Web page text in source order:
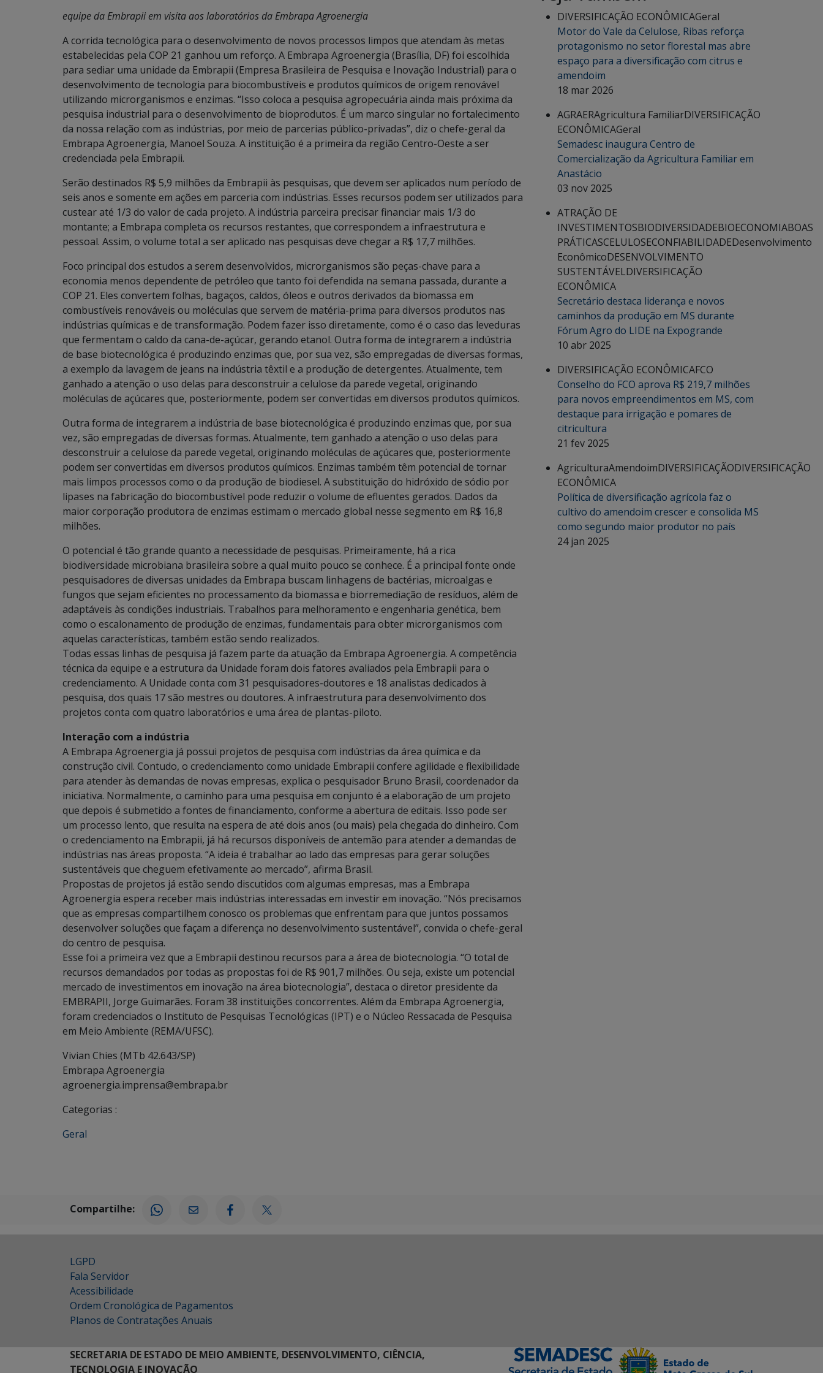
equipe da Embrapii em visita aos laboratórios da Embrapa Agroenergia
A corrida tecnológica para o desenvolvimento de novos processos limpos que atendam às metas
estabelecidas pela COP 21 ganhou um reforço. A Embrapa Agroenergia (Brasília, DF) foi escolhida
para sediar uma unidade da Embrapii (Empresa Brasileira de Pesquisa e Inovação Industrial) para o
desenvolvimento de tecnologia para biocombustíveis e produtos químicos de origem renovável
utilizando microrganismos e enzimas. “Isso coloca a pesquisa agropecuária ainda mais próxima da
pesquisa industrial para o desenvolvimento de bioprodutos. É um marco singular no fortalecimento
da nossa relação com as indústrias, por meio de parcerias público-privadas”, diz o chefe-geral da
Embrapa Agroenergia, Manoel Souza. A instituição é a primeira da região Centro-Oeste a ser
credenciada pela Embrapii.
Serão destinados R$ 5,9 milhões da Embrapii às pesquisas, que devem ser aplicados num período de
seis anos e somente em ações em parceria com indústrias. Esses recursos podem ser utilizados para
custear até 1/3 do valor de cada projeto. A indústria parceira precisar financiar mais 1/3 do
montante; a Embrapa completa os recursos restantes, que correspondem a infraestrutura e
pessoal. Assim, o volume total a ser aplicado nas pesquisas deve chegar a R$ 17,7 milhões.
Foco principal dos estudos a serem desenvolvidos, microrganismos são peças-chave para a
economia menos dependente de petróleo que tanto foi defendida na semana passada, durante a
COP 21. Eles convertem folhas, bagaços, caldos, óleos e outros derivados da biomassa em
combustíveis renováveis ou moléculas que servem de matéria-prima para diversos produtos nas
indústrias químicas e de transformação. Podem fazer isso diretamente, como é o caso das leveduras
que fermentam o caldo da cana-de-açúcar, gerando etanol. Outra forma de integrarem a indústria
de base biotecnológica é produzindo enzimas que, por sua vez, são empregadas de diversas formas,
a exemplo da lavagem de jeans na indústria têxtil e a produção de detergentes. Atualmente, tem
ganhado a atenção o uso delas para desconstruir a celulose da parede vegetal, originando
moléculas de açúcares que, posteriormente, podem ser convertidas em diversos produtos químicos.
Outra forma de integrarem a indústria de base biotecnológica é produzindo enzimas que, por sua
vez, são empregadas de diversas formas. Atualmente, tem ganhado a atenção o uso delas para
desconstruir a celulose da parede vegetal, originando moléculas de açúcares que, posteriormente
podem ser convertidas em diversos produtos químicos. Enzimas também têm potencial de tornar
mais limpos processos como o da produção de biodiesel. A substituição do hidróxido de sódio por
lipases na fabricação do biocombustível pode reduzir o volume de efluentes gerados. Dados da
maior corporação produtora de enzimas estimam o mercado global nesse segmento em R$ 16,8
milhões.
O potencial é tão grande quanto a necessidade de pesquisas. Primeiramente, há a rica
biodiversidade microbiana brasileira sobre a qual muito pouco se conhece. É a principal fonte onde
pesquisadores de diversas unidades da Embrapa buscam linhagens de bactérias, microalgas e
fungos que sejam eficientes no processamento da biomassa e biorremediação de resíduos, além de
adaptáveis às condições industriais. Trabalhos para melhoramento e engenharia genética, bem
como o escalonamento de produção de enzimas, fundamentais para obter microrganismos com
aquelas características, também estão sendo realizados.
Todas essas linhas de pesquisa já fazem parte da atuação da Embrapa Agroenergia. A competência
técnica da equipe e a estrutura da Unidade foram dois fatores avaliados pela Embrapii para o
credenciamento. A Unidade conta com 31 pesquisadores-doutores e 18 analistas dedicados à
pesquisa, dos quais 17 são mestres ou doutores. A infraestrutura para desenvolvimento dos
projetos conta com quatro laboratórios e uma área de plantas-piloto.
Interação com a indústria
A Embrapa Agroenergia já possui projetos de pesquisa com indústrias da área química e da
construção civil. Contudo, o credenciamento como unidade Embrapii confere agilidade e flexibilidade
para atender às demandas de novas empresas, explica o pesquisador Bruno Brasil, coordenador da
iniciativa. Normalmente, o caminho para uma pesquisa em conjunto é a elaboração de um projeto
que depois é submetido a fontes de financiamento, conforme a abertura de editais. Isso pode ser
um processo lento, que resulta na espera de até dois anos (ou mais) pela chegada do dinheiro. Com
o credenciamento na Embrapii, já há recursos disponíveis de antemão para atender a demandas de
indústrias nas áreas proposta. “A ideia é trabalhar ao lado das empresas para gerar soluções
sustentáveis que cheguem efetivamente ao mercado”, afirma Brasil.
Propostas de projetos já estão sendo discutidos com algumas empresas, mas a Embrapa
Agroenergia espera receber mais indústrias interessadas em investir em inovação. “Nós precisamos
que as empresas compartilhem conosco os problemas que enfrentam para que juntos possamos
desenvolver soluções que façam a diferença no desenvolvimento sustentável”, convida o chefe-geral
do centro de pesquisa.
Esse foi a primeira vez que a Embrapii destinou recursos para a área de biotecnologia. “O total de
recursos demandados por todas as propostas foi de R$ 901,7 milhões. Ou seja, existe um potencial
mercado de investimentos em inovação na área biotecnologia”, destaca o diretor presidente da
EMBRAPII, Jorge Guimarães. Foram 38 instituições concorrentes. Além da Embrapa Agroenergia,
foram credenciados o Instituto de Pesquisas Tecnológicas (IPT) e o Núcleo Ressacada de Pesquisa
em Meio Ambiente (REMA/UFSC).
Vivian Chies (MTb 42.643/SP)
Embrapa Agroenergia
agroenergia.imprensa@embrapa.br
Categorias :
Geral
DIVERSIFICAÇÃO ECONÔMICAGeral
Motor do Vale da Celulose, Ribas reforça
protagonismo no setor florestal mas abre
espaço para a diversificação com citrus e
amendoim
18 mar 2026
AGRAERAgricultura FamiliarDIVERSIFICAÇÃO
ECONÔMICAGeral
Semadesc inaugura Centro de
Comercialização da Agricultura Familiar em
Anastácio
03 nov 2025
ATRAÇÃO DE
INVESTIMENTOSBIODIVERSIDADEBIOECONOMIABOAS
PRÁTICASCELULOSECONFIABILIDADEDesenvolvimento
EconômicoDESENVOLVIMENTO
SUSTENTÁVELDIVERSIFICAÇÃO
ECONÔMICA
Secretário destaca liderança e novos
caminhos da produção em MS durante
Fórum Agro do LIDE na Expogrande
10 abr 2025
DIVERSIFICAÇÃO ECONÔMICAFCO
Conselho do FCO aprova R$ 219,7 milhões
para novos empreendimentos em MS, com
destaque para irrigação e pomares de
citricultura
21 fev 2025
AgriculturaAmendoimDIVERSIFICAÇÃODIVERSIFICAÇÃO
ECONÔMICA
Política de diversificação agrícola faz o
cultivo do amendoim crescer e consolida MS
como segundo maior produtor no país
24 jan 2025
Compartilhe:
LGPD
Fala Servidor
Acessibilidade
Ordem Cronológica de Pagamentos
Planos de Contratações Anuais
SECRETARIA DE ESTADO DE MEIO AMBIENTE, DESENVOLVIMENTO, CIÊNCIA,
TECNOLOGIA E INOVAÇÃO